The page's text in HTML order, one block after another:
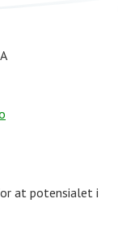
at potensialet i